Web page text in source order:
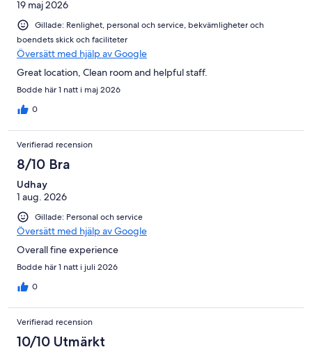
19 maj 2026
Gillade: Renlighet, personal och service, bekvämligheter och
boendets skick och faciliteter
Översätt med hjälp av Google
Great location, Clean room and helpful staff.
Bodde här 1 natt i maj 2026
0
Verifierad recension
8/10 Bra
Udhay
1 aug. 2026
Gillade: Personal och service
Översätt med hjälp av Google
Overall fine experience
Bodde här 1 natt i juli 2026
0
Verifierad recension
10/10 Utmärkt